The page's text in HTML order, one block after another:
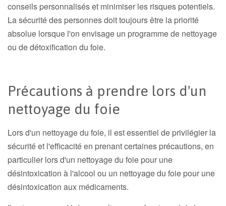
conseils personnalisés et minimiser les risques potentiels.
La sécurité des personnes doit toujours être la priorité
absolue lorsque l'on envisage un programme de nettoyage
ou de détoxification du foie.
Précautions à prendre lors d'un
nettoyage du foie
Lors d'un nettoyage du foie, il est essentiel de privilégier la
sécurité et l'efficacité en prenant certaines précautions, en
particulier lors d'un nettoyage du foie pour une
désintoxication à l'alcool ou un nettoyage du foie pour une
désintoxication aux médicaments.